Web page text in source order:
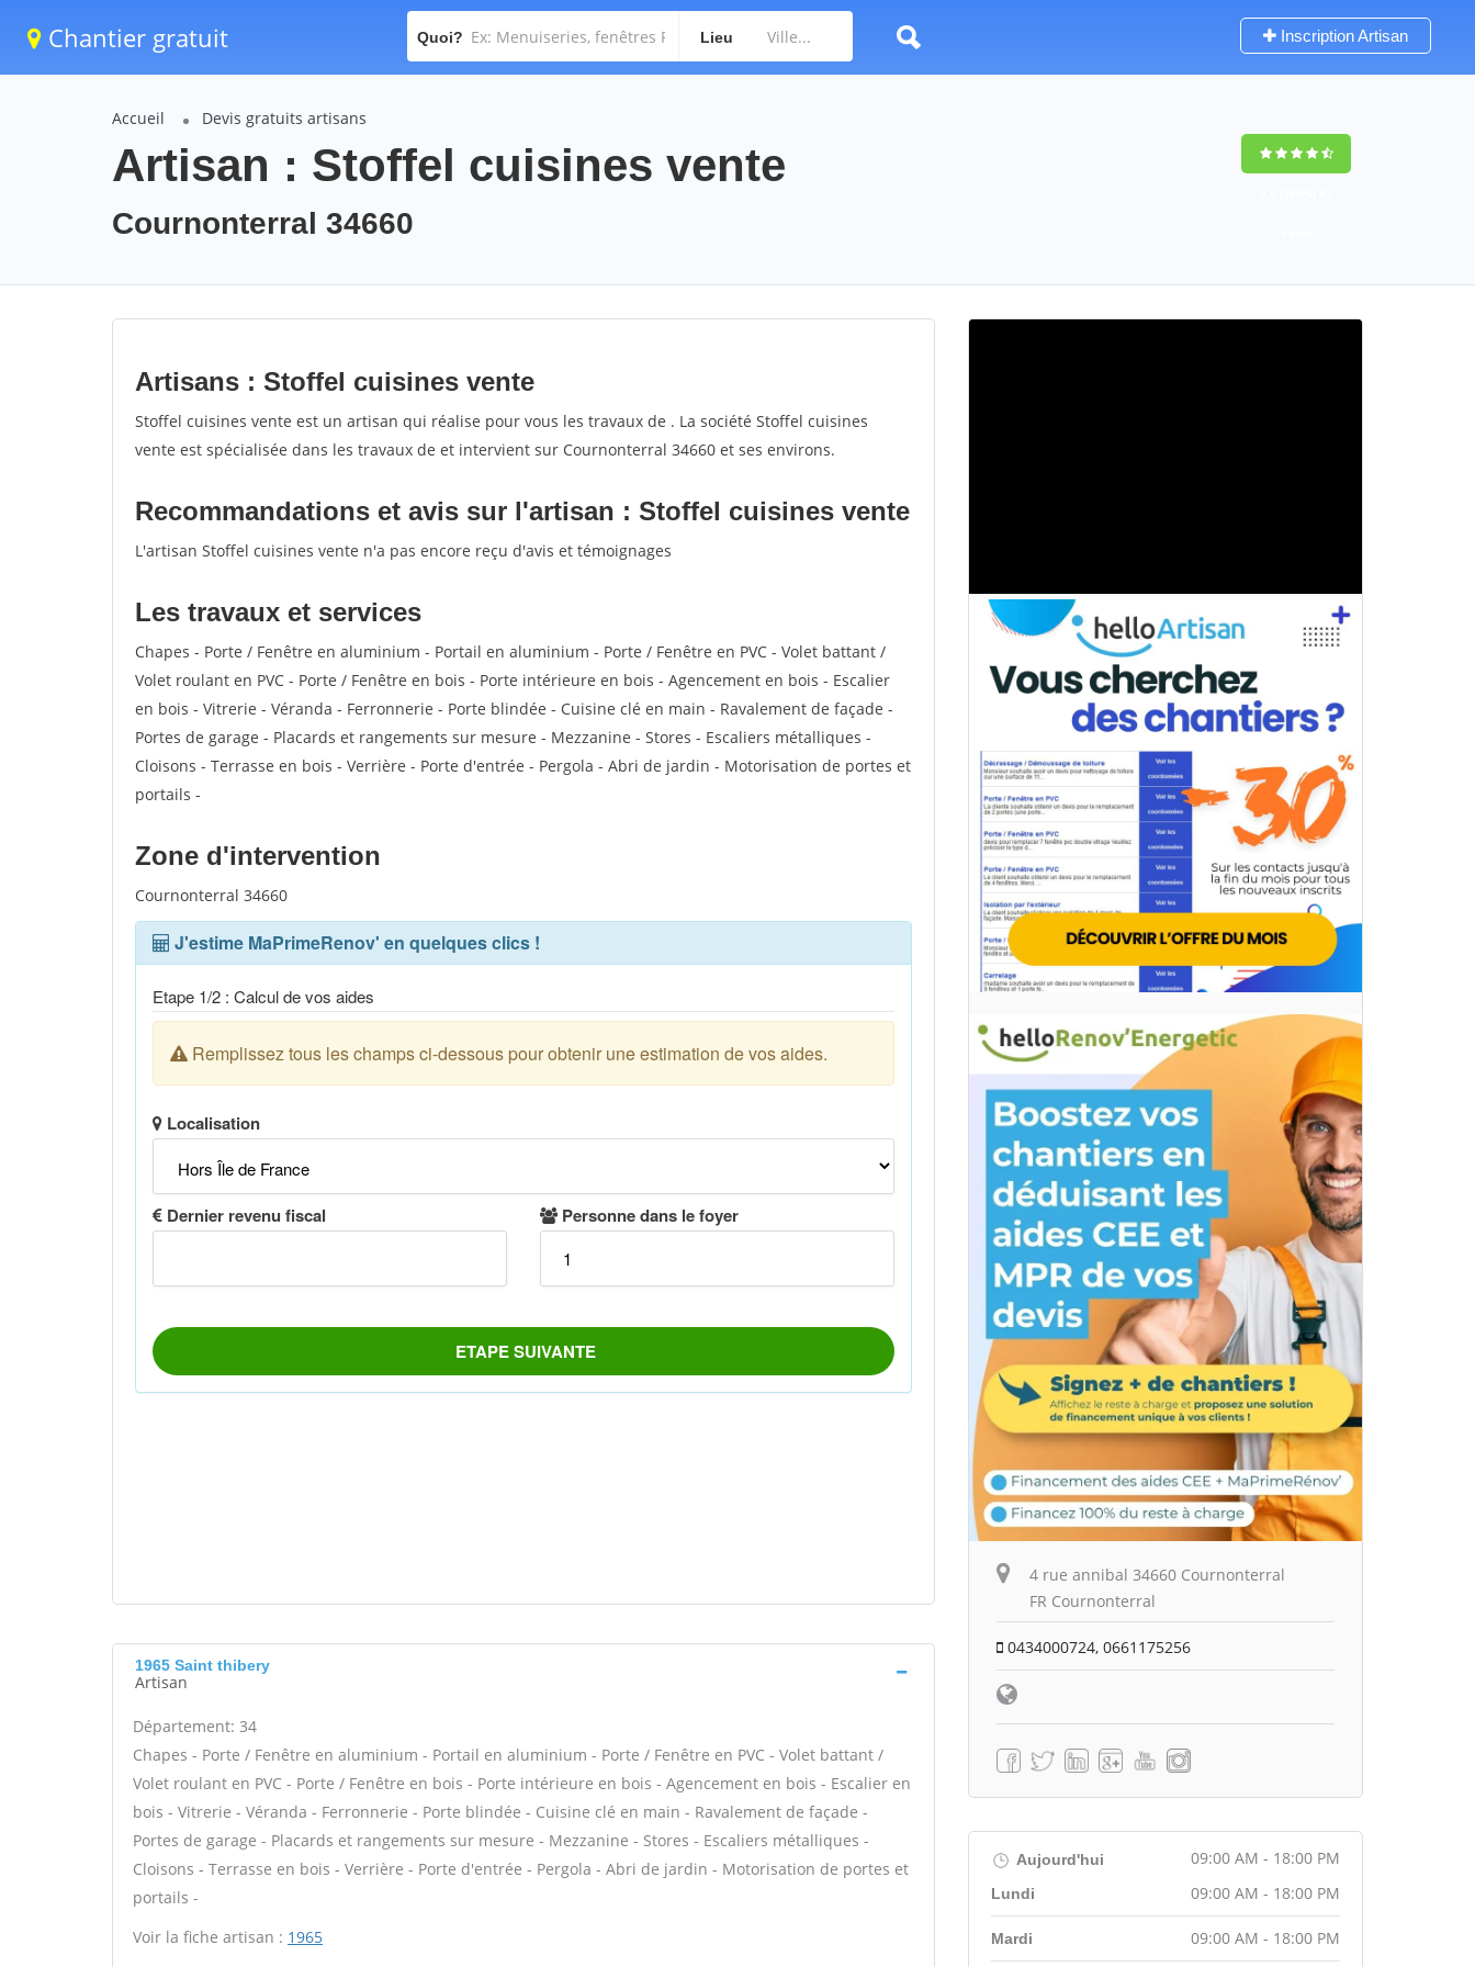
Chantier gratuit Quoi? Lieu Inscription Artisan
Accueil Devis gratuits artisans
Artisan : Stoffel cuisines vente
Cournonterral 34660
Artisans : Stoffel cuisines vente
Stoffel cuisines vente est un artisan qui réalise pour vous les travaux de . La société Stoffel cuisines
vente est spécialisée dans les travaux de et intervient sur Cournonterral 34660 et ses environs.
Recommandations et avis sur l'artisan : Stoffel cuisines vente
L'artisan Stoffel cuisines vente n'a pas encore reçu d'avis et témoignages
Les travaux et services
Chapes - Porte / Fenêtre en aluminium - Portail en aluminium - Porte / Fenêtre en PVC - Volet battant /
Volet roulant en PVC - Porte / Fenêtre en bois - Porte intérieure en bois - Agencement en bois - Escalier
en bois - Vitrerie - Véranda - Ferronnerie - Porte blindée - Cuisine clé en main - Ravalement de façade -
Portes de garage - Placards et rangements sur mesure - Mezzanine - Stores - Escaliers métalliques -
Cloisons - Terrasse en bois - Verrière - Porte d'entrée - Pergola - Abri de jardin - Motorisation de portes et
portails -
Zone d'intervention
Cournonterral 34660
1965 Saint thibery
Artisan
Département: 34
Chapes - Porte / Fenêtre en aluminium - Portail en aluminium - Porte / Fenêtre en PVC - Volet battant /
Volet roulant en PVC - Porte / Fenêtre en bois - Porte intérieure en bois - Agencement en bois - Escalier en
bois - Vitrerie - Véranda - Ferronnerie - Porte blindée - Cuisine clé en main - Ravalement de façade -
Portes de garage - Placards et rangements sur mesure - Mezzanine - Stores - Escaliers métalliques -
Cloisons - Terrasse en bois - Verrière - Porte d'entrée - Pergola - Abri de jardin - Motorisation de portes et
portails -
Voir la fiche artisan : 1965
4 rue annibal 34660 Cournonterral
FR Cournonterral
0434000724, 0661175256
Aujourd'hui 09:00 AM - 18:00 PM
Lundi 09:00 AM - 18:00 PM
Mardi 09:00 AM - 18:00 PM